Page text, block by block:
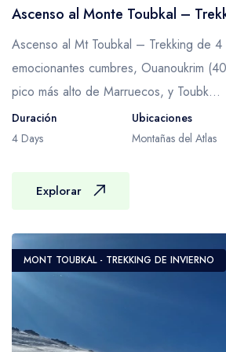
personas cómodas y
pregunta que tenga sobre
y el país. Se sentirá muy
satisfecho después de
un Porteador.
de 25 a 30 kg sin ninguna
Montañas Atlas y han
campo del trekking como
alquilarlo fácilmente
Ascenso al Monte Toubkal –
Ascenso al Mt Toubkal – Trekking de 4
emocionantes cumbres, Ouanoukrim
pico más alto de Marruecos, y Toubk...
Duración
4 Days
Ubicaciones
Montañas del Atlas
Explorar
MONT TOUBKAL - TREKKING DE INVIERNO